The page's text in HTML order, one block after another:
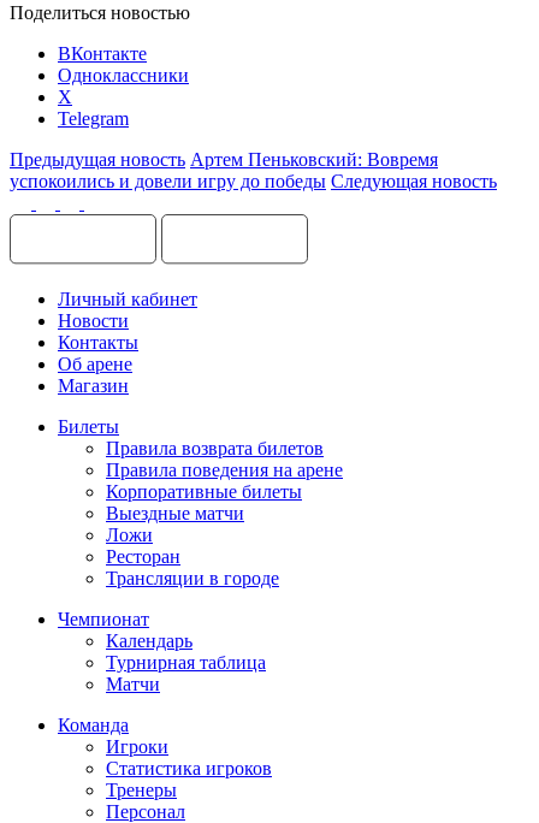
Поделиться новостью
ВКонтакте
Одноклассники
X
Telegram
Предыдущая новость Артем Пеньковский: Вовремя
успокоились и довели игру до победы Следующая новость
Личный кабинет
Новости
Контакты
Об арене
Магазин
Билеты
Правила возврата билетов
Правила поведения на арене
Корпоративные билеты
Выездные матчи
Ложи
Ресторан
Трансляции в городе
Чемпионат
Календарь
Турнирная таблица
Матчи
Команда
Игроки
Статистика игроков
Тренеры
Персонал